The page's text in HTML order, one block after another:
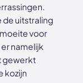
de uitstraling
moeite voor
namelijk
gewerkt
kozijn